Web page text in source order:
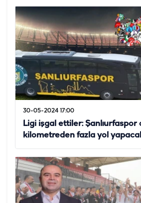
30-05-2024 17:00
Ligi işgal ettiler:
kilometreden fazla yol